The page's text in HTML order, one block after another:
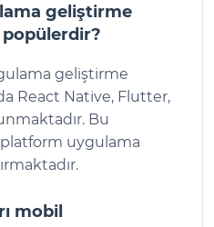
geliştirme
geliştirme
React Native, Flutter,
Bu
uygulama
mobil